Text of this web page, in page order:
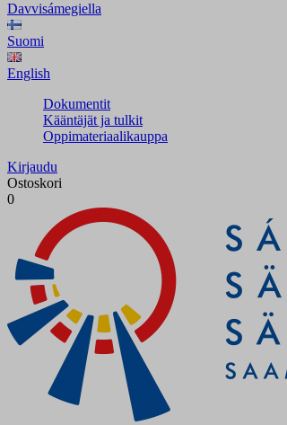
Davvisámegiella
Suomi
English
Dokumentit
Kääntäjät ja tulkit
Oppimateriaalikauppa
Kirjaudu
Ostoskori
0